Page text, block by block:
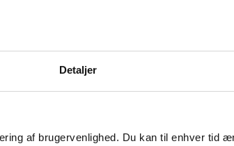
Detaljer
af brugervenlighed. Du kan til enhver tid